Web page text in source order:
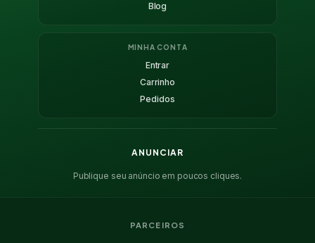
Blog
MINHA CONTA
Entrar
Carrinho
Pedidos
ANUNCIAR
Publique seu anúncio em poucos cliques.
PARCEIROS